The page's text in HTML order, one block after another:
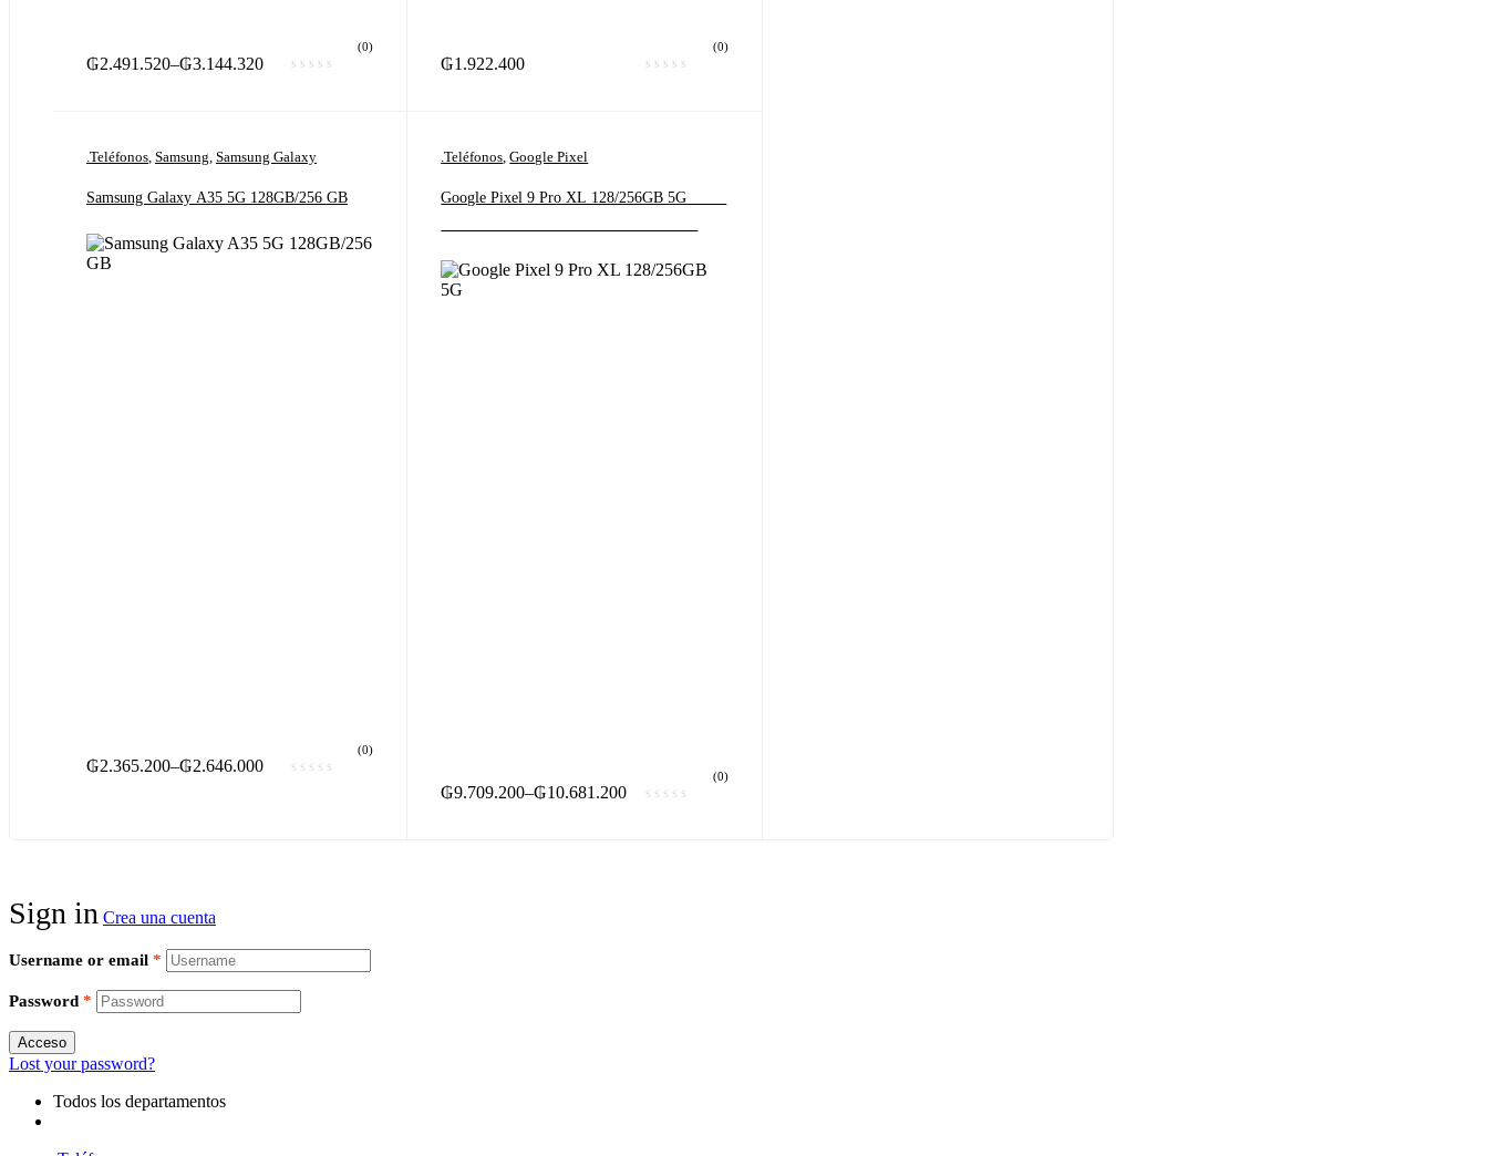
₲2.491.520–₲3.144.320
(0)
₲1.922.400
(0)
.Teléfonos Samsung Samsung Galaxy
Samsung Galaxy A35 5G 128GB/256 GB
₲2.365.200–₲2.646.000
(0)
.Teléfonos ,Google Pixel
Google Pixel 9 Pro XL 128/256GB 5G ‎ ‎ ‎ ‎ ‎ ‎ ‎ ‎ ‎
₲9.709.200–₲10.681.200
(0)
Sign in Crea una cuenta
Username or email *
Password *
Acceso
Lost your password?
Todos los departamentos